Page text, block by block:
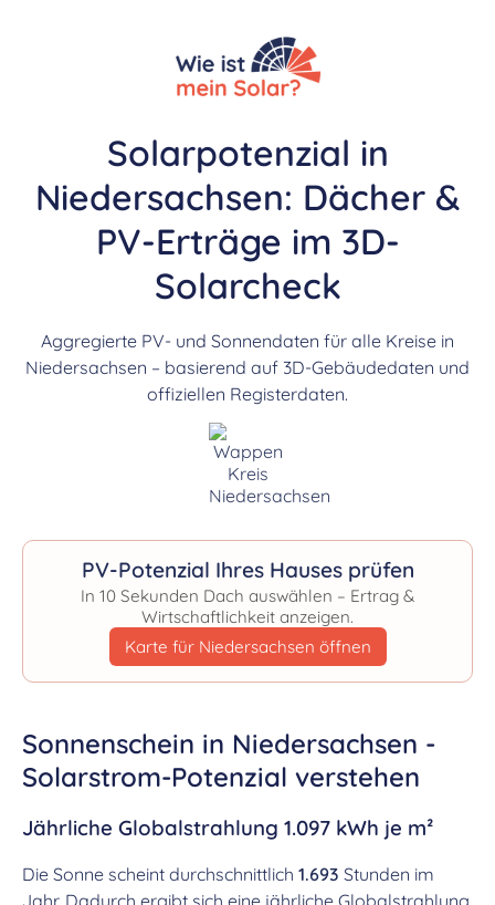
Solarpotenzial in
Niedersachsen: Dächer &
PV-Erträge im 3D-
Solarcheck
Aggregierte PV- und Sonnendaten für alle Kreise in
Niedersachsen – basierend auf 3D-Gebäudedaten und
offiziellen Registerdaten.
PV-Potenzial Ihres Hauses prüfen
In 10 Sekunden Dach auswählen – Ertrag &
Wirtschaftlichkeit anzeigen.
Karte für Niedersachsen öffnen
Sonnenschein in Niedersachsen -
Solarstrom-Potenzial verstehen
Jährliche Globalstrahlung 1.097 kWh je m²
Die Sonne scheint durchschnittlich 1.693 Stunden im